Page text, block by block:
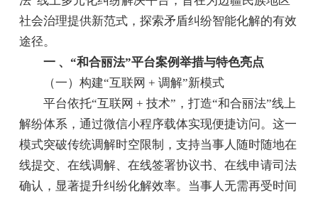
社会治理提供新范式，探索矛盾纠纷智能化解的有效
途径。
一 、“和合丽法”平台案例举措与特色亮点
（一）构建“互联网 + 调解”新模式
平台依托“互联网 + 技术”，打造“和合丽法”线上
解纷体系，通过微信小程序载体实现便捷访问。这一
模式突破传统调解时空限制，支持当事人随时随地在
线提交、在线调解、在线签署协议书、在线申请司法
确认，显著提升纠纷化解效率。当事人无需再受时间